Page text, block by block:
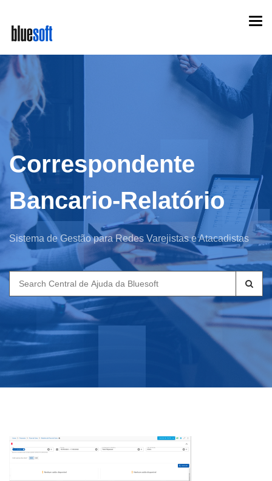
main
content
Correspondente
Bancario-Relatório
Sistema de Gestão para Redes Varejistas e Atacadistas
Search
for: